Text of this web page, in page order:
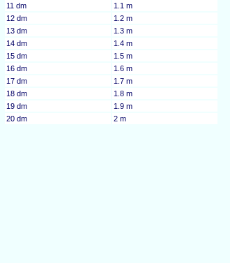
11 dm
1.1 m
12 dm
1.2 m
13 dm
1.3 m
14 dm
1.4 m
15 dm
1.5 m
16 dm
1.6 m
17 dm
1.7 m
18 dm
1.8 m
19 dm
1.9 m
20 dm
2 m